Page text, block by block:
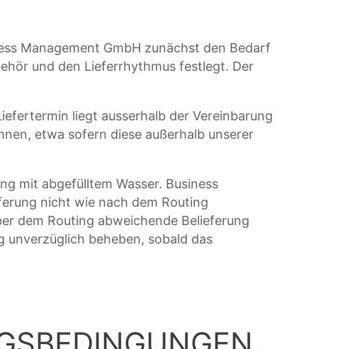
Management GmbH zunächst den Bedarf
und den Lieferrhythmus festlegt. Der
liegt ausserhalb der Vereinbarung
etwa sofern diese außerhalb unserer
mit abgefülltem Wasser. Business
nicht wie nach dem Routing
dem Routing abweichende Belieferung
unverzüglich beheben, sobald das